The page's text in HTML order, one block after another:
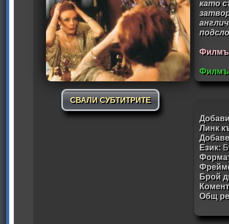
СВАЛИ СУБТИТРИТЕ
като
Линк
Език:
Брой
Общ